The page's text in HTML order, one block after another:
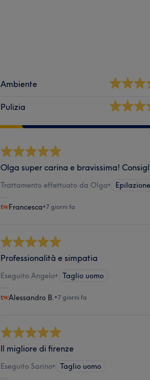
Ambiente
Pulizia
Olga super carina e bravissima!
Trattamento effettuato da Olga•
Francesca•7 giorni fa
Professionalità e simpatia
Eseguito Angelo• Taglio uomo
Alessandro B. •7 giorni fa
Il migliore di firenze
Eseguito Sarino• Taglio uomo